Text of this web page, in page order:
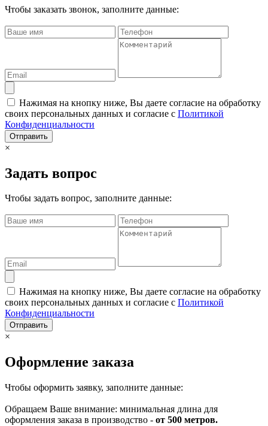
Чтобы заказать звонок, заполните данные:
Нажимая на кнопку ниже, Вы даете согласие на обработку
своих персональных данных и согласие с Политикой
Конфиденциальности
Отправить
×
Задать вопрос
Чтобы задать вопрос, заполните данные:
Нажимая на кнопку ниже, Вы даете согласие на обработку
своих персональных данных и согласие с Политикой
Конфиденциальности
Отправить
×
Оформление заказа
Чтобы оформить заявку, заполните данные:
Обращаем Ваше внимание: минимальная длина для
оформления заказа в производство - от 500 метров.